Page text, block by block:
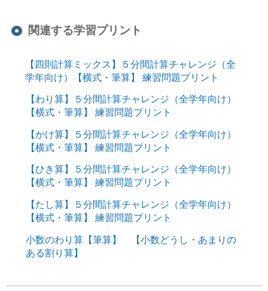
関連する学習プリント
【四則計算ミックス】５分間計算チャレンジ（全
学年向け）【横式・筆算】 練習問題プリント
【わり算】５分間計算チャレンジ（全学年向け）
【横式・筆算】 練習問題プリント
【かけ算】５分間計算チャレンジ（全学年向け）
【横式・筆算】 練習問題プリント
【ひき算】５分間計算チャレンジ（全学年向け）
【横式・筆算】 練習問題プリント
【たし算】５分間計算チャレンジ（全学年向け）
【横式・筆算】 練習問題プリント
小数のわり算【筆算】 【小数どうし・あまりの
ある割り算】